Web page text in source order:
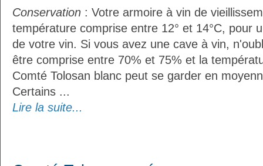
Conservation : Votre armoire à vin de
température comprise entre 12° et 14°C, pour
de votre vin. Si vous avez une cave à vin,
être comprise entre 70% et 75% et la
Comté Tolosan blanc peut se garder en
Certains ...
Lire la suite...